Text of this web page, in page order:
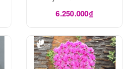
6.250.000₫